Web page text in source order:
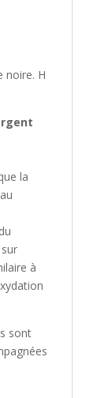
noire. H
la
à
sont